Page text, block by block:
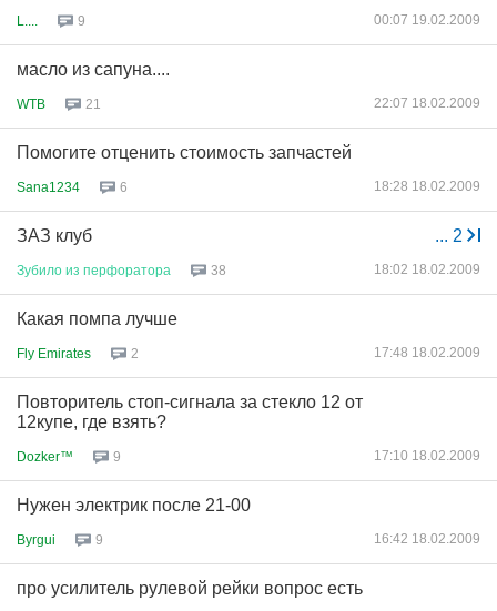
L.... 9 00:07 19.02.2009
масло из сапуна....
WTB 21 22:07 18.02.2009
Помогите отценить стоимость запчастей
Sana1234 6 18:28 18.02.2009
... 2
ЗАЗ клуб
Зубило из перфоратора 38 18:02 18.02.2009
Какая помпа лучше
Fly Emirates 2 17:48 18.02.2009
Повторитель стоп-сигнала за стекло 12 от
12купе, где взять?
Dozker™ 9 17:10 18.02.2009
Нужен электрик после 21-00
Byrgui 9 16:42 18.02.2009
про усилитель рулевой рейки вопрос есть